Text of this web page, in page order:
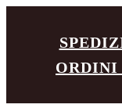
contenutoORDINI